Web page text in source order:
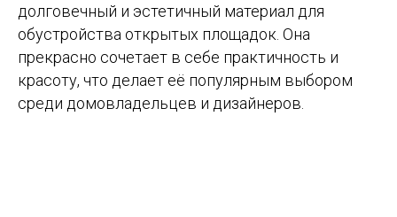
долговечный и эстетичный материал для
обустройства открытых площадок. Она
прекрасно сочетает в себе практичность и
красоту, что делает её популярным выбором
среди домовладельцев и дизайнеров.